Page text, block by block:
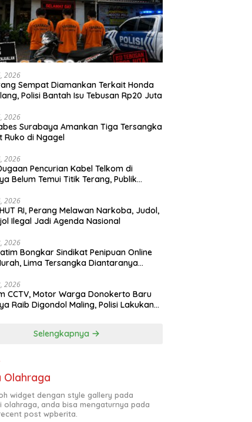
2026
Sempat Diamankan Terkait Honda
Polisi Bantah Isu Tebusan Rp20 Juta
2026
Surabaya Amankan Tiga Tersangka
Ruko di Ngagel
2026
Pencurian Kabel Telkom di
Belum Temui Titik Terang, Publik
2026
RI, Perang Melawan Narkoba, Judol,
Ilegal Jadi Agenda Nasional
2026
Bongkar Sindikat Penipuan Online
Lima Tersangka Diantaranya
2026
CCTV, Motor Warga Donokerto Baru
Raib Digondol Maling, Polisi Lakukan
Selengkapnya
Olahraga
widget dengan style gallery pada
olahraga, anda bisa mengaturnya pada
post wpberita.